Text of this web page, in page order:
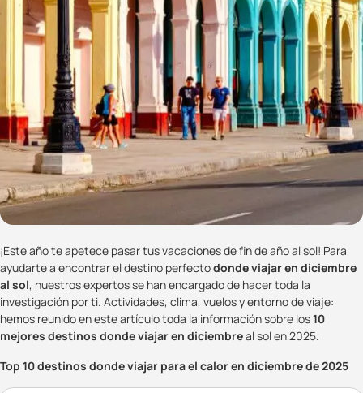
¡Este año te apetece pasar tus vacaciones de fin de año al sol! Para
ayudarte a encontrar el destino perfectodonde viajar en diciembre
al sol, nuestros expertos se han encargado de hacer toda la
investigación por ti. Actividades, clima, vuelos y entorno de viaje:
hemos reunido en este artículo toda la información sobre los10
mejores destinos donde viajar en diciembreal sol en 2025.
Top 10 destinos donde viajar para el calor en diciembre de 2025